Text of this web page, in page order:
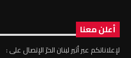
أعلن معنا
لإعلاناتكم عبر أثير لبنان الحرّ الإتصال على :